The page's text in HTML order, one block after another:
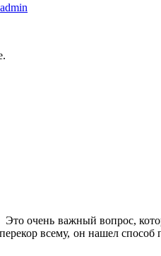
admin
Это очень важный вопрос,
всему, он нашел